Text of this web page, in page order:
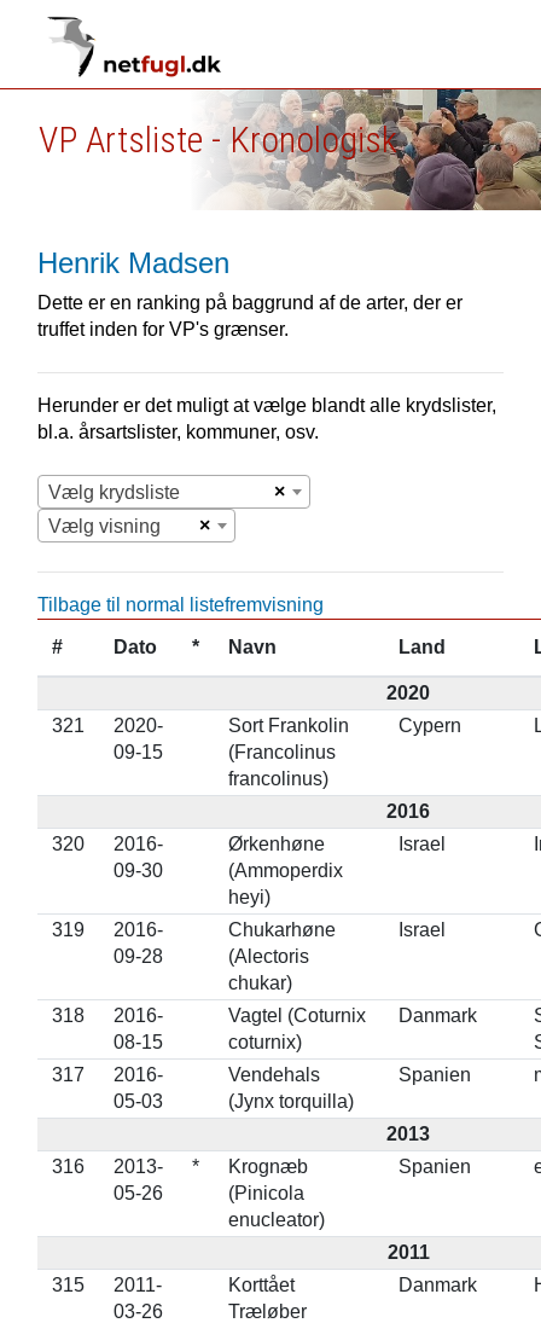
VP Artsliste - Kronologisk
Henrik Madsen
Dette er en ranking på baggrund af de arter, der er
truffet inden for VP's grænser.
Herunder er det muligt at vælge blandt alle krydslister,
bl.a. årsartslister, kommuner, osv.
×
Vælg krydsliste
×
Vælg visning
Tilbage til normal listefremvisning
# Dato * Navn Land
2020
321
2020-
09-15
Sort Frankolin
(Francolinus
francolinus)
Cypern
2016
320
2016-
09-30
Ørkenhøne
(Ammoperdix
heyi)
Israel
319
2016-
09-28
Chukarhøne
(Alectoris
chukar)
Israel
318
2016-
08-15
Vagtel (Coturnix
coturnix)
Danmark
317
2016-
05-03
Vendehals
(Jynx torquilla)
Spanien
2013
316
2013-
05-26
*
Krognæb
(Pinicola
enucleator)
Spanien
2011
315
2011-
03-26
Korttået
Træløber
Danmark